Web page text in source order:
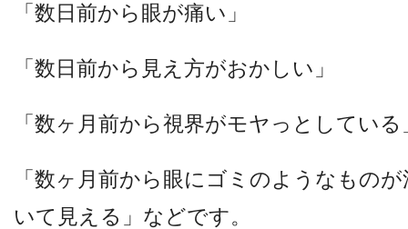
小児眼科
子どもの近視
「数日前から眼が痛い」
「数日前から見え方がおかしい」
「数ヶ月前から視界がモヤっとしている
「数ヶ月前から眼にゴミのようなものが
いて見える」などです。